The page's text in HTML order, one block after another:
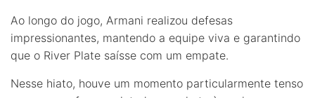
Ao longo do jogo, Armani realizou defesas
impressionantes, mantendo a equipe viva e garantindo
que o River Plate saísse com um empate.
Nesse hiato, houve um momento particularmente tenso